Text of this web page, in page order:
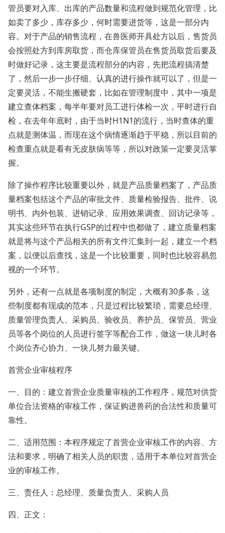
管员要对入库、出库的产品数量和流程做到规范化管理，比
如卖了多少，库存多少，何时需要进货等，这是一部分内
容。对于产品的销售流程，在兽医师开具处方以后，售货员
会按照处方到库房取货，而仓库保管员在售货员取货后要及
时做好记录，这主要是流程部分的内容，先把流程搞清楚
了，然后一步一步仔细、认真的进行操作就可以了，但是一
定要灵活，不能生搬硬套，比如在管理制度中，其中一项是
建立查体档案，每半年要对员工进行体检一次，平时进行自
检，在去年年底时，由于当时H1N1的流行，当时查体的重
点就是测体温，而现在这个病情逐渐趋于平稳，所以目前的
检查重点就是看有无皮肤病等等，所以对政策一定要灵活掌
握。
除了操作程序比较重要以外，就是产品质量档案了，产品质
量档案包括这个产品的审批文件、质量检验报告、批件、说
明书、内外包装、进销记录、应用效果调查、回访记录等，
其实这些环节在执行GSP的过程中也都做了，建立质量档案
就是将与这个产品相关的所有文件汇集到一起，建立一个档
案，以便以后查找，这是一个比较重要，同时也比较容易忽
视的一个环节。
另外，还有一点就是各项制度的制定，大概有30多条，这
些制度都有现成的范本，只是过程比较繁琐，需要总经理、
质量管理负责人、采购员、验收员、养护员、保管员、营业
员等各个岗位的人员进行签字等配合工作，做这一块儿时各
个岗位齐心协力、一块儿努力最关键。
首营企业审核程序
一、目的：建立首营企业质量审核的工作程序，规范对供货
单位合法资格的审核工作，保证购进兽药的合法性和质量可
靠性。
二、适用范围：本程序规定了首营企业审核工作的内容、方
法和要求，明确了相关人员的职责，适用于本单位对首营企
业的审核工作。
三、责任人：总经理、质量负责人、采购人员
四、正文：